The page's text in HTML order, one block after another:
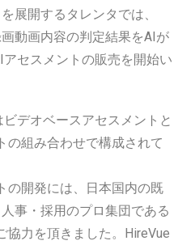
展開するタレンタでは、
動画内容の判定結果をAIが
セスメントの販売を開始い
デオベースアセスメントと
の組み合わせで構成されて
の開発には、日本国内の既
事・採用のプロ集団である
協力を頂きました。HireVue